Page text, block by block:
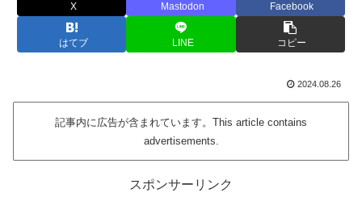
X Mastodon Facebook
はてブ LINE コピー
2024.08.26
記事内に広告が含まれています。This article contains
advertisements.
スポンサーリンク